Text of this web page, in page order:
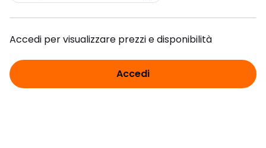
Accedi per visualizzare prezzi e disponibilità
Accedi